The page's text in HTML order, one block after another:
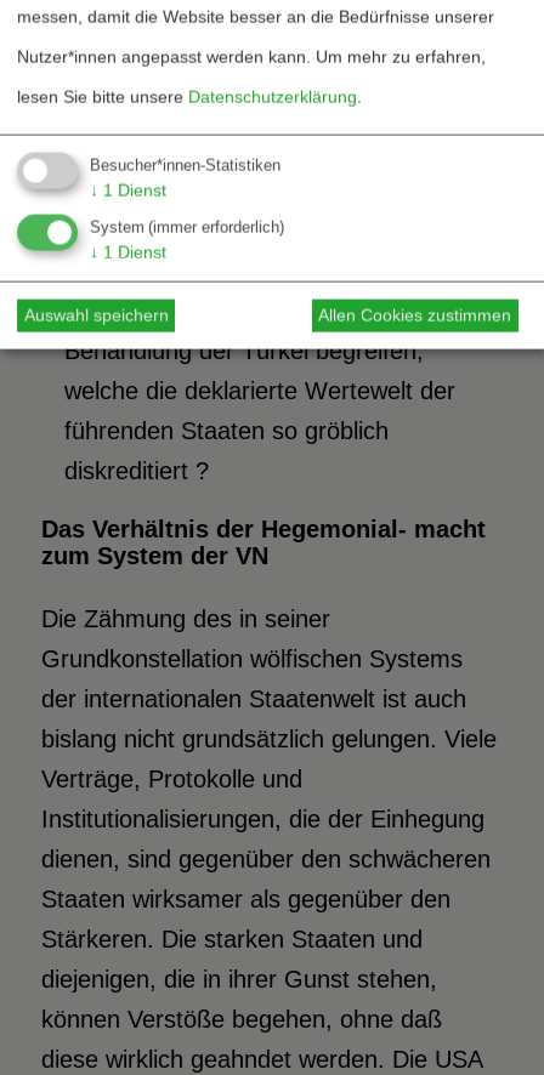
Drittens werden jene Staaten
statusmäßig besonders geschätzt, die
einen großen militärischen Beitrag
leisten, wenngleich auch ihr Beitrag zur
Sicherung von Menschenrechten,
Demokratie und Wohlstand eher
sonst die noch immer bevorzugte
Behandlung der Türkei begreifen,
welche die deklarierte Wertewelt der
führenden Staaten so gröblich
diskreditiert ?
Das Verhältnis der Hegemonial- macht
zum System der VN
Die Zähmung des in seiner
Grundkonstellation wölfischen Systems
der internationalen Staatenwelt ist auch
bislang nicht grundsätzlich gelungen. Viele
Verträge, Protokolle und
Institutionalisierungen, die der Einhegung
dienen, sind gegenüber den schwächeren
Staaten wirksamer als gegenüber den
Stärkeren. Die starken Staaten und
diejenigen, die in ihrer Gunst stehen,
können Verstöße begehen, ohne daß
diese wirklich geahndet werden. Die USA
messen, damit die Website besser an die Bedürfnisse unserer
Nutzer*innen angepasst werden kann. Um mehr zu erfahren,
lesen Sie bitte unsere Datenschutzerklärung.
Besucher*innen-Statistiken
↓ 1 Dienst
System (immer erforderlich)
↓ 1 Dienst
Auswahl speichern Allen Cookies zustimmen